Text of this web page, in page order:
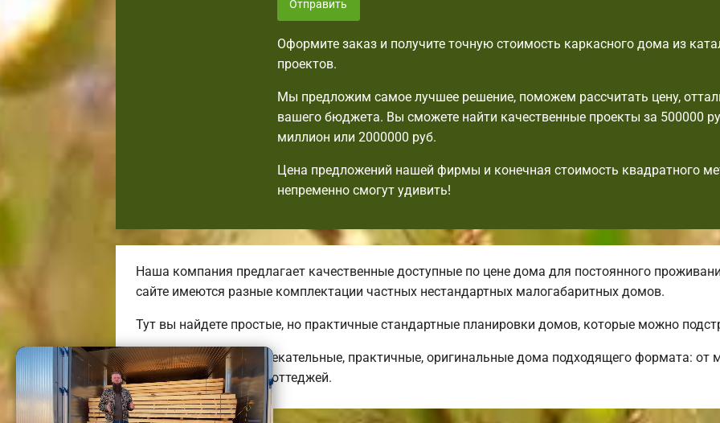
Отправить
Оформите заказ и получите точную стоимость каркасного дома из
проектов.
Мы предложим самое лучшее решение, поможем рассчитать цену,
вашего бюджета. Вы сможете найти качественные проекты за 500000
миллион или 2000000 руб.
Цена предложений нашей фирмы и конечная стоимость квадратного
непременно смогут удивить!
Наша компания предлагает качественные доступные по цене дома для постоянного
сайте имеются разные комплектации частных нестандартных малогабаритных домов.
Тут вы найдете простые, но практичные стандартные планировки домов, которые можно
Мы предлагаем привлекательные, практичные, оригинальные дома подходящего формата: от
энергоэффективных коттеджей.